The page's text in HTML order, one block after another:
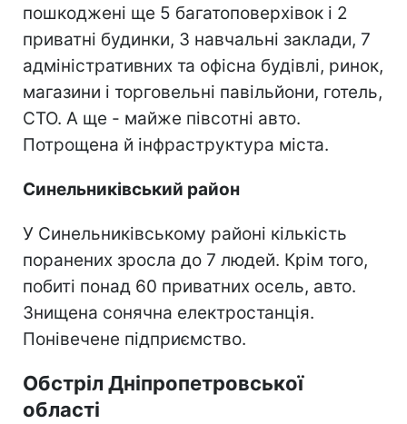
пошкоджені ще 5 багатоповерхівок і 2
приватні будинки, 3 навчальні заклади, 7
адміністративних та офісна будівлі, ринок,
магазини і торговельні павільйони, готель,
СТО. А ще - майже півсотні авто.
Потрощена й інфраструктура міста.
Синельниківський район
У Синельниківському районі кількість
поранених зросла до 7 людей. Крім того,
побиті понад 60 приватних осель, авто.
Знищена сонячна електростанція.
Понівечене підприємство.
Обстріл Дніпропетровської
області